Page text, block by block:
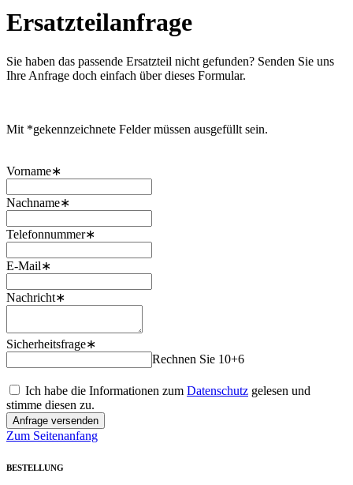
Ersatzteilanfrage
Sie haben das passende Ersatzteil nicht gefunden? Senden Sie uns
Ihre Anfrage doch einfach über dieses Formular.
Mit *gekennzeichnete Felder müssen ausgefüllt sein.
Vorname∗
Nachname∗
Telefonnummer∗
E-Mail∗
Nachricht∗
Sicherheitsfrage∗
Rechnen Sie 10+6
Ich habe die Informationen zum Datenschutz gelesen und
stimme diesen zu.
Zum Seitenanfang
BESTELLUNG